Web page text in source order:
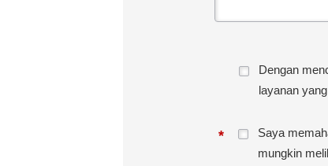
Dengan
layanan
*
Saya
mungkin